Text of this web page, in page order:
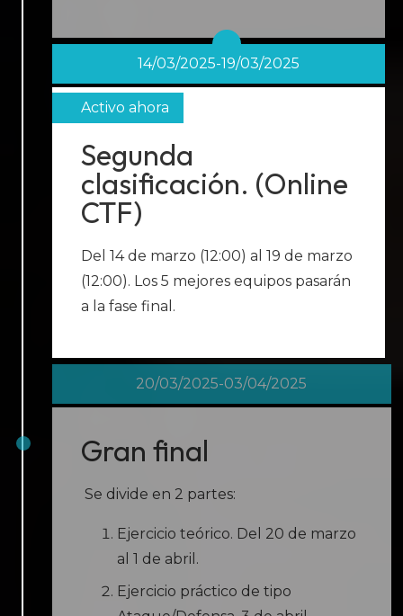
Segunda
clasificación. (Online
CTF)
Del 14 de marzo (12:00) al 19 de marzo
(12:00). Los 5 mejores equipos pasarán
a la fase final.
14/03/2025-19/03/2025
Gran final
Se divide en 2 partes:
Ejercicio teórico. Del 20 de marzo
al 1 de abril.
Ejercicio práctico de tipo
20/03/2025-03/04/2025